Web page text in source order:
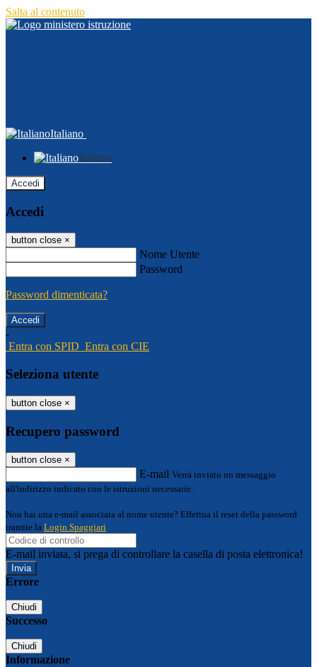
Salta al contenuto
Italiano
Italiano
Accedi
Accedi
button close ×
Nome Utente
Password
Password dimenticata?
-
Entra con SPID Entra con CIE
Seleziona utente
button close ×
Recupero password
button close ×
E-mail Verrà inviato un messaggio
all'indirizzo indicato con le istruzioni necessarie.
Non hai una e-mail associata al nome utente? Effettua il reset della password
tramite la Login Spaggiari
E-mail inviata, si prega di controllare la casella di posta elettronica!
Errore
Chiudi
Successo
Chiudi
Informazione